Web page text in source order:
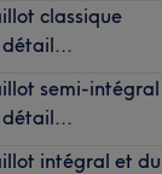
classique
semi-
intégral et